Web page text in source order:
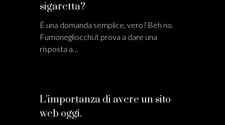
sigaretta?
È una domanda semplice, vero? Beh no.
Fumonegliocchi.it prova a dare una
risposta a…
L’importanza di avere un sito
web oggi.